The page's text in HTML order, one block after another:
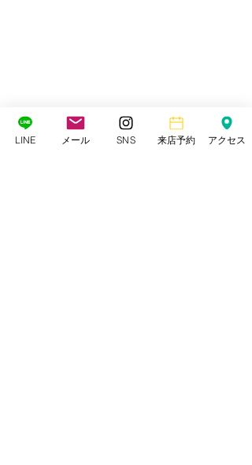
LINE メール SNS 来店予約 アクセス